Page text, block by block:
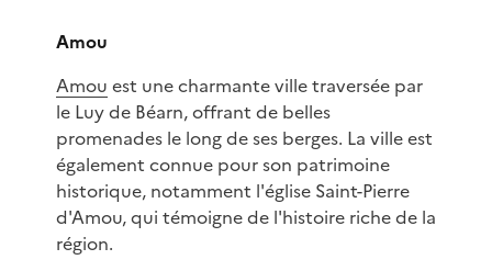
Amou
Amou est une charmante ville traversée par
le Luy de Béarn, offrant de belles
promenades le long de ses berges. La ville est
également connue pour son patrimoine
historique, notamment l'église Saint-Pierre
d'Amou, qui témoigne de l'histoire riche de la
région.